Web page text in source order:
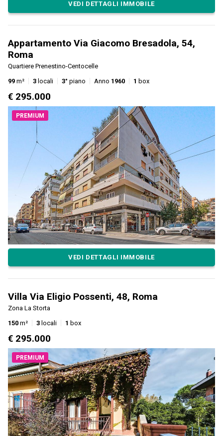
VEDI DETTAGLI IMMOBILE
Appartamento Via Giacomo Bresadola, 54,
Roma
Quartiere Prenestino-Centocelle
99 m² 3 locali 3° piano Anno 1960 1 box
€ 295.000
PREMIUM
VEDI DETTAGLI IMMOBILE
Villa Via Eligio Possenti, 48, Roma
Zona La Storta
150 m² 3 locali 1 box
€ 295.000
PREMIUM